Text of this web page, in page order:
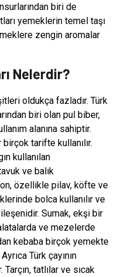
biri de
yemeklerin temel taşı
zengin aromalar
Nelerdir?
oldukça fazladır. Türk
biri olan pul biber,
alanına sahiptir.
tarifte kullanılır.
kullanılan
ve balık
özellikle pilav, köfte ve
bolca kullanılır ve
Sumak, ekşi bir
ve mezelerde
kebaba birçok yemekte
Türk çayının
tatlılar ve sıcak